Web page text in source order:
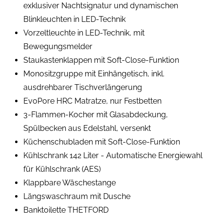
exklusiver Nachtsignatur und dynamischen
Blinkleuchten in LED-Technik
Vorzeltleuchte in LED-Technik, mit
Bewegungsmelder
Staukastenklappen mit Soft-Close-Funktion
Monositzgruppe mit Einhängetisch, inkl.
ausdrehbarer Tischverlängerung
EvoPore HRC Matratze, nur Festbetten
3-Flammen-Kocher mit Glasabdeckung,
Spülbecken aus Edelstahl, versenkt
Küchenschubladen mit Soft-Close-Funktion
Kühlschrank 142 Liter - Automatische Energiewahl
für Kühlschrank (AES)
Klappbare Wäschestange
Längswaschraum mit Dusche
Banktoilette THETFORD